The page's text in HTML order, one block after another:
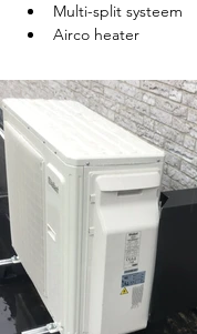
Multi-split systeem
Airco heater